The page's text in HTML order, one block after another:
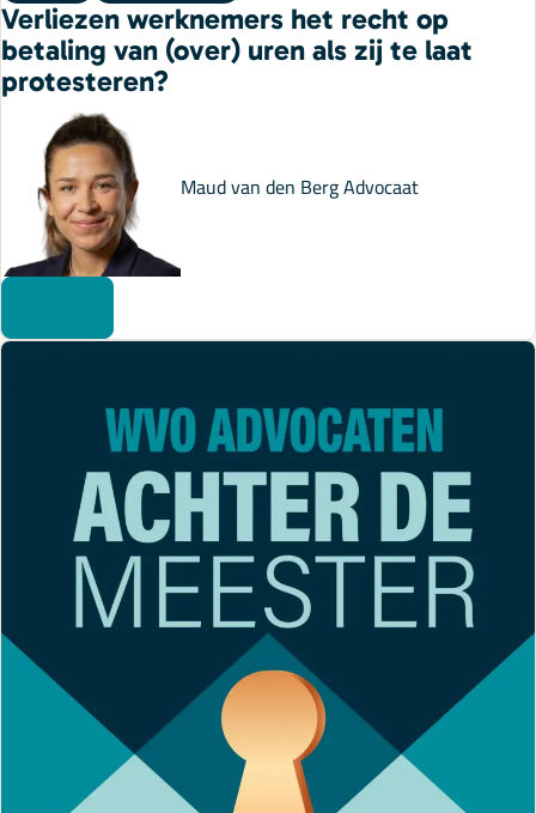
Verliezen werknemers het recht op
betaling van (over) uren als zij te laat
protesteren?
Maud van den BergAdvocaat